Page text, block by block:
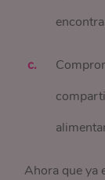
Ahora que ya